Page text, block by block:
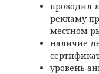
проводил
рекламу
местном
наличие
уровень